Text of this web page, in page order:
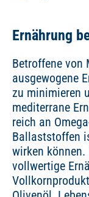
Ernährung
Betroffene von
ausgewogene
zu minimieren
mediterrane
reich an
Ballaststoffen
wirken
vollwertige